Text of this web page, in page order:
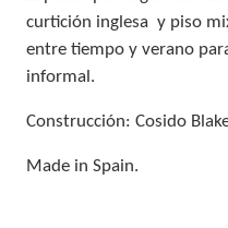
curtición inglesa y piso
entre tiempo y verano
informal.
Construcción: Cosido
Made in Spain.